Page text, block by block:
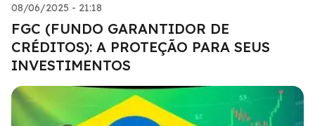
08/06/2025 - 21:18
FGC (FUNDO GARANTIDOR DE
CRÉDITOS): A PROTEÇÃO PARA SEUS
INVESTIMENTOS